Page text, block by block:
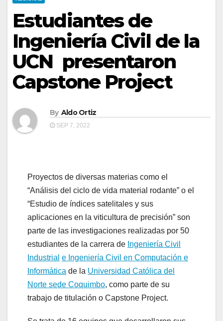
Estudiantes de
Ingeniería Civil de la
UCN presentaron
Capstone Project
By Aldo Ortiz
SEP 7, 2022
Proyectos de diversas materias como el
“Análisis del ciclo de vida material rodante” o el
“Estudio de índices satelitales y sus
aplicaciones en la viticultura de precisión” son
parte de las investigaciones realizadas por 50
estudiantes de la carrera de Ingeniería Civil
Industrial e Ingeniería Civil en Computación e
Informática de la Universidad Católica del
Norte sede Coquimbo, como parte de su
trabajo de titulación o Capstone Project.